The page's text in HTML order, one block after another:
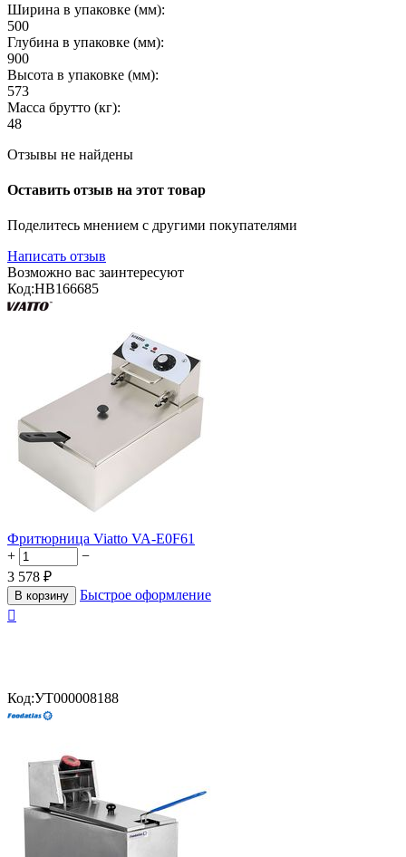
Ширина в упаковке (мм):
500
Глубина в упаковке (мм):
900
Высота в упаковке (мм):
573
Масса брутто (кг):
48
Отзывы не найдены
Оставить отзыв на этот товар
Поделитесь мнением с другими покупателями
Написать отзыв
Возможно вас заинтересуют
Код:HB166685
Фритюрница Viatto VA-E0F61
+
−
3 578 ₽
В корзину
Быстрое оформление

Код:УТ000008188